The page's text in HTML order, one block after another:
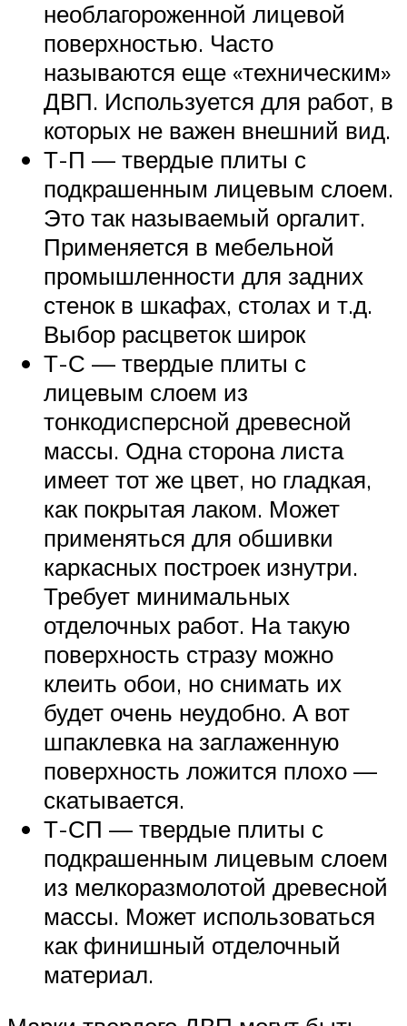
необлагороженной лицевой
поверхностью. Часто
называются еще «техническим»
ДВП. Используется для работ, в
которых не важен внешний вид.
Т-П — твердые плиты с
подкрашенным лицевым слоем.
Это так называемый оргалит.
Применяется в мебельной
промышленности для задних
стенок в шкафах, столах и т.д.
Выбор расцветок широк
Т-С — твердые плиты с
лицевым слоем из
тонкодисперсной древесной
массы. Одна сторона листа
имеет тот же цвет, но гладкая,
как покрытая лаком. Может
применяться для обшивки
каркасных построек изнутри.
Требует минимальных
отделочных работ. На такую
поверхность стразу можно
клеить обои, но снимать их
будет очень неудобно. А вот
шпаклевка на заглаженную
поверхность ложится плохо —
скатывается.
Т-СП — твердые плиты с
подкрашенным лицевым слоем
из мелкоразмолотой древесной
массы. Может использоваться
как финишный отделочный
материал.